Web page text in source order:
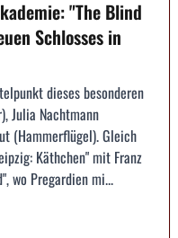
"The Blind
Schlosses in
dieses besonderen
Julia Nachtmann
(Hammerflügel). Gleich
Käthchen" mit Franz
wo Pregardien mi...